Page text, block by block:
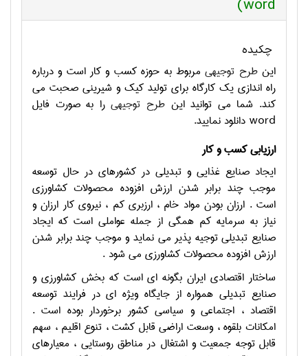
word)
چکیده
اینطرح توجیهیمربوط به حوزه کسب و کار است و درباره
راه اندازی یک کارگاه برای تولید کیک و شیرینی صحبت می
کند. شما می توانید این طرح توجیهیرا به صورت فایل
word دانلود نمایید.
ارزیابی کسب و کار
ایجاد صنایع غذایی و تبدیلی در کشورهای در حال توسعه
موجب چند برابر شدن ارزش افزوده محصولات کشاورزی
است . ارزان بودن مواد خام ، ارزبری کم ، نیروی کار ارزان و
نیاز به سرمایه کم همگی از جمله عواملی است که ایجاد
صنایع تبدیلی توجیه پذیر می نماید و موجب چند برابر شدن
ارزش افزوده محصولات کشاورزی می شود .
ساختار اقتصادی ایران بگونه ای است که بخش کشاورزی و
صنایع تبدیلی همواره از جایگاه ویژه ای در فرایند توسعه
اقتصاد ، اجتماعی و سیاسی کشور برخوردار بوده است .
امکانات بلقوه ، وسعت اراضی قابل کشت ، تنوع اقلیم ، سهم
قابل توجه جمعیت و اشتغال در مناطق روستایی ، معیارهای